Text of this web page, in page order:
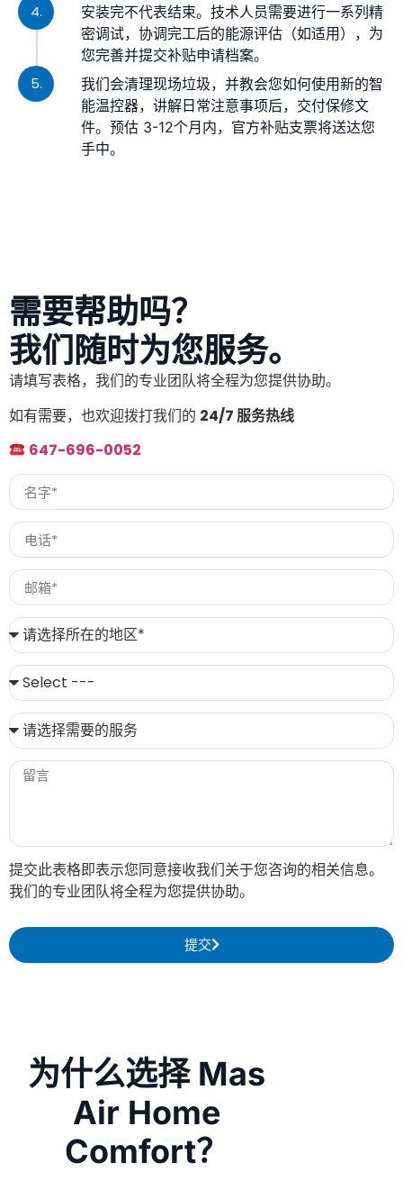
4.
安装完不代表结束。技术人员需要进行一系列精
密调试，协调完工后的能源评估（如适用），为
您完善并提交补贴申请档案。
5.
我们会清理现场垃圾，并教会您如何使用新的智
能温控器，讲解日常注意事项后，交付保修文
件。预估 3-12个月内，官方补贴支票将送达您
手中。
需要帮助吗？
我们随时为您服务。
请填写表格，我们的专业团队将全程为您提供协助。
如有需要，也欢迎拨打我们的 24/7 服务热线
647-696-0052
提交此表格即表示您同意接收我们关于您咨询的相关信息。
我们的专业团队将全程为您提供协助。
提交
为什么选择 Mas
Air Home
Comfort？